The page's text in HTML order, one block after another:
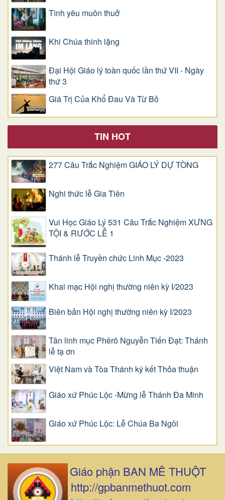
Tình yêu muôn thuở
Khi Chúa thinh lặng
Đại Hội Giáo lý toàn quốc lần thứ VII - Ngày
thứ 3
Giá Trị Của Khổ Ðau Và Từ Bỏ
TIN HOT
277 Câu Trắc Nghiệm GIÁO LÝ DỰ TÒNG
Nghi thức lễ Gia Tiên
Vui Học Giáo Lý 531 Câu Trắc Nghiệm XƯNG
TỘI & RƯỚC LỄ 1
Thánh lễ Truyền chức Linh Mục -2023
Khai mạc Hội nghị thường niên kỳ I/2023
Biên bản Hội nghị thường niên kỳ I/2023
Tân linh mục Phêrô Nguyễn Tiến Đạt: Thánh
lễ tạ ơn
Việt Nam và Tòa Thánh ký kết Thỏa thuận
Giáo xứ Phúc Lộc -Mừng lễ Thánh Đa Minh
Giáo xứ Phúc Lộc: Lễ Chúa Ba Ngôi
Giáo phận BAN MÊ THUỘT
http://gpbanmethuot.com